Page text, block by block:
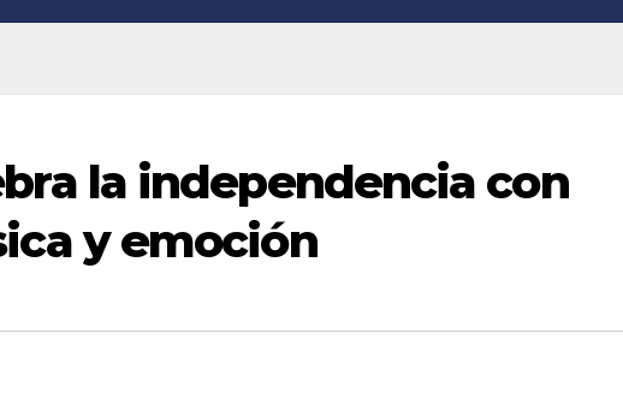
la independencia con
y emoción